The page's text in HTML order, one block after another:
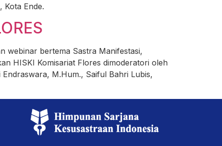
Kota Ende.
webinar bertema Sastra Manifestasi,
HISKI Komisariat Flores dimoderatori oleh
M.Hum., Saiful Bahri Lubis,